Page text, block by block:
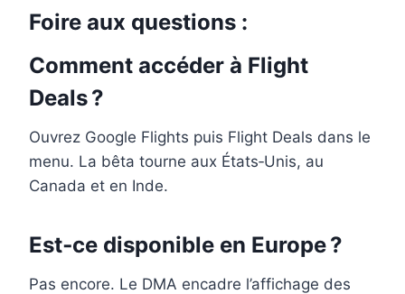
Foire aux questions :
Comment accéder à Flight
Deals ?
Ouvrez Google Flights puis Flight Deals dans le
menu. La bêta tourne aux États‑Unis, au
Canada et en Inde.
Est‑ce disponible en Europe ?
Pas encore. Le DMA encadre l’affichage des